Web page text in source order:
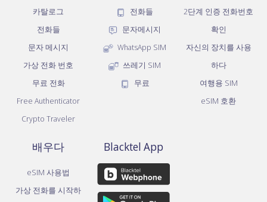
카탈로그
전화들
문자 메시지
가상 전화 번호
무료 전화
Free Authenticator
Crypto Traveler
전화들
문자메시지
WhatsApp SIM
쓰레기 SIM
무료
2단계 인증 전화번호
확인
자신의 장치를 사용
하다
여행용 SIM
eSIM 호환
배우다
eSIM 사용법
가상 전화를 시작하
Blacktel App